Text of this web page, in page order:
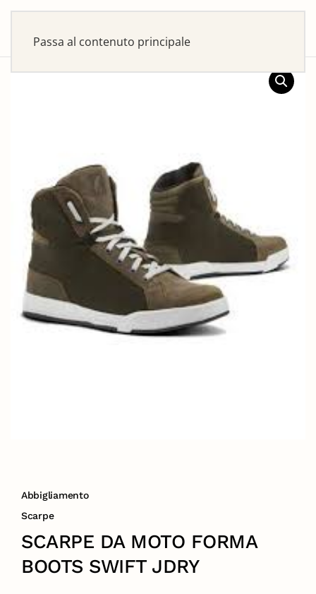
Passa al contenuto principale
Abbigliamento
Scarpe
SCARPE DA MOTO FORMA
BOOTS SWIFT JDRY